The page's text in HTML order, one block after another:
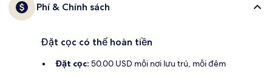
Phí & Chính sách
Đặt cọc có thể hoàn tiền
Đặt cọc: 50.00 USD mỗi nơi lưu trú, mỗi đêm